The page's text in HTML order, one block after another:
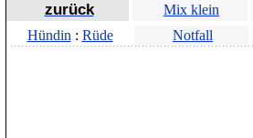
zurück Mix klein
Hündin : Rüde Notfall